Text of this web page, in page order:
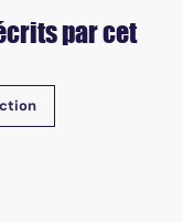
par cet